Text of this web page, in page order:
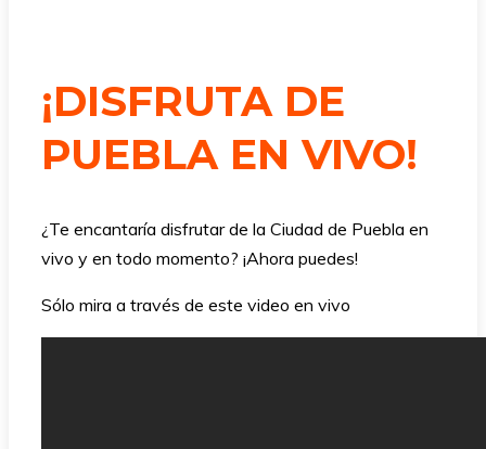
¡DISFRUTA DE
PUEBLA EN VIVO!
¿Te encantaría disfrutar de la Ciudad de Puebla en
vivo y en todo momento? ¡Ahora puedes!
Sólo mira a través de este video en vivo